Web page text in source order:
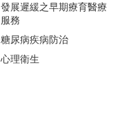
發展遲緩之早期療育醫療
服務
糖尿病疾病防治
心理衛生